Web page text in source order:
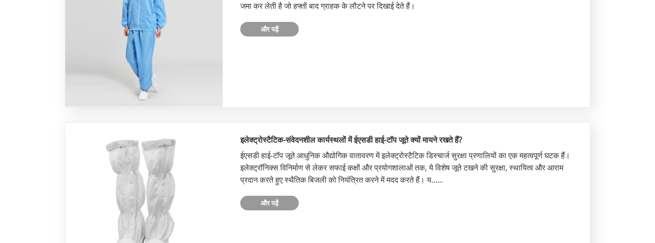
जमा कर लेती है जो हफ्तों बाद ग्राहक के लौटने पर दिखाई देते हैं।
और पढ़ें
इलेक्ट्रोस्टैटिक-संवेदनशील कार्यस्थलों में ईएसडी हाई-टॉप जूते क्यों मायने रखते हैं?
ईएसडी हाई-टॉप जूते आधुनिक औद्योगिक वातावरण में इलेक्ट्रोस्टैटिक डिस्चार्ज सुरक्षा प्रणालियों का एक महत्वपूर्ण घटक हैं।
इलेक्ट्रॉनिक्स विनिर्माण से लेकर सफाई कक्षों और प्रयोगशालाओं तक, ये विशेष जूते टखने की सुरक्षा, स्थायित्व और आराम
प्रदान करते हुए स्थैतिक बिजली को नियंत्रित करने में मदद करते हैं। य......
और पढ़ें